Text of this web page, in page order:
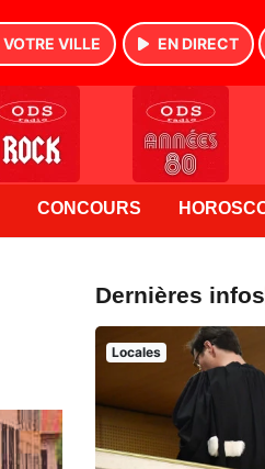
VOTRE VILLE EN DIRECT
CONCOURS
Dernières infos
Locales